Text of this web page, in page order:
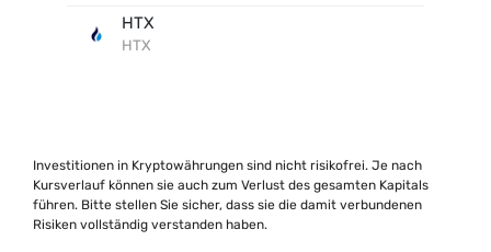
HTX
HTX
Investitionen in Kryptowährungen sind nicht risikofrei. Je nach
Kursverlauf können sie auch zum Verlust des gesamten Kapitals
führen. Bitte stellen Sie sicher, dass sie die damit verbundenen
Risiken vollständig verstanden haben.